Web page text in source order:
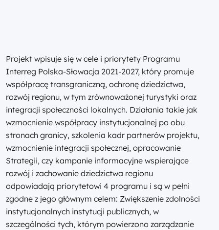
Projekt wpisuje się w cele i priorytety Programu
Interreg Polska-Słowacja 2021-2027, który promuje
współpracę transgraniczną, ochronę dziedzictwa,
rozwój regionu, w tym zrównoważonej turystyki oraz
integracji społeczności lokalnych. Działania takie jak
wzmocnienie współpracy instytucjonalnej po obu
stronach granicy, szkolenia kadr partnerów projektu,
wzmocnienie integracji społecznej, opracowanie
Strategii, czy kampanie informacyjne wspierające
rozwój i zachowanie dziedzictwa regionu
odpowiadają priorytetowi 4 programu i są w pełni
zgodne z jego głównym celem: Zwiększenie zdolności
instytucjonalnych instytucji publicznych, w
szczególności tych, którym powierzono zarządzanie